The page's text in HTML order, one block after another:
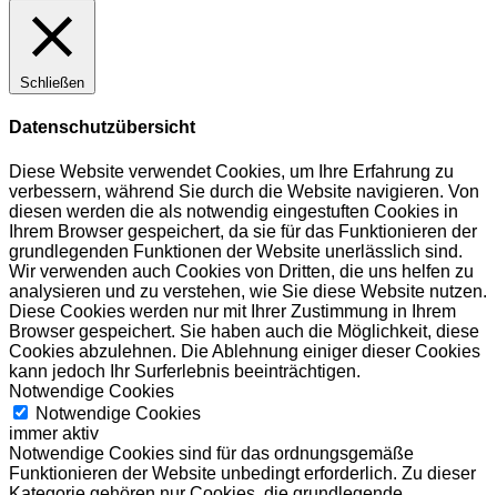
Schließen
Datenschutzübersicht
Diese Website verwendet Cookies, um Ihre Erfahrung zu
verbessern, während Sie durch die Website navigieren. Von
diesen werden die als notwendig eingestuften Cookies in
Ihrem Browser gespeichert, da sie für das Funktionieren der
grundlegenden Funktionen der Website unerlässlich sind.
Wir verwenden auch Cookies von Dritten, die uns helfen zu
analysieren und zu verstehen, wie Sie diese Website nutzen.
Diese Cookies werden nur mit Ihrer Zustimmung in Ihrem
Browser gespeichert. Sie haben auch die Möglichkeit, diese
Cookies abzulehnen. Die Ablehnung einiger dieser Cookies
kann jedoch Ihr Surferlebnis beeinträchtigen.
Notwendige Cookies
Notwendige Cookies
immer aktiv
Notwendige Cookies sind für das ordnungsgemäße
Funktionieren der Website unbedingt erforderlich. Zu dieser